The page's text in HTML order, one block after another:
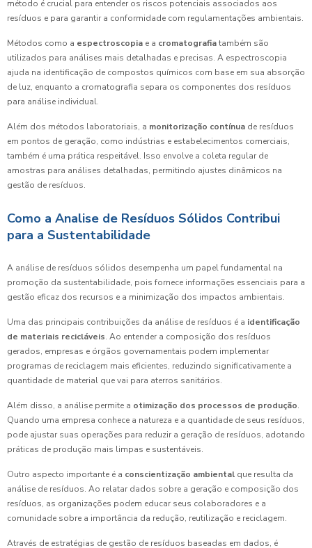
método é crucial para entender os riscos potenciais associados aos
resíduos e para garantir a conformidade com regulamentações ambientais.
Métodos como a espectroscopia e a cromatografiatambém são
utilizados para análises mais detalhadas e precisas. A espectroscopia
ajuda na identificação de compostos químicos com base em sua absorção
de luz, enquanto a cromatografia separa os componentes dos resíduos
para análise individual.
Além dos métodos laboratoriais, a monitorização contínua de resíduos
em pontos de geração, como indústrias e estabelecimentos comerciais,
também é uma prática respeitável. Isso envolve a coleta regular de
amostras para análises detalhadas, permitindo ajustes dinâmicos na
gestão de resíduos.
Como a Analise de Resíduos Sólidos Contribui
para a Sustentabilidade
A análise de resíduos sólidos desempenha um papel fundamental na
promoção da sustentabilidade, pois fornece informações essenciais para a
gestão eficaz dos recursos e a minimização dos impactos ambientais.
Uma das principais contribuições da análise de resíduos é a identificação
de materiais recicláveis. Ao entender a composição dos resíduos
gerados, empresas e órgãos governamentais podem implementar
programas de reciclagem mais eficientes, reduzindo significativamente a
quantidade de material que vai para aterros sanitários.
Além disso, a análise permite a otimização dos processos de produção.
Quando uma empresa conhece a natureza e a quantidade de seus resíduos,
pode ajustar suas operações para reduzir a geração de resíduos, adotando
práticas de produção mais limpas e sustentáveis.
Outro aspecto importante é a conscientização ambiental que resulta da
análise de resíduos. Ao relatar dados sobre a geração e composição dos
resíduos, as organizações podem educar seus colaboradores e a
comunidade sobre a importância da redução, reutilização e reciclagem.
Através de estratégias de gestão de resíduos baseadas em dados, é